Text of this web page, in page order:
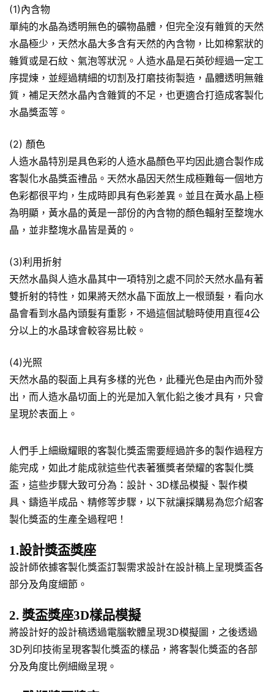
(1)內含物
單純的水晶為透明無色的礦物晶體，但完全沒有雜質的天然
水晶極少，天然水晶大多含有天然的內含物，比如棉絮狀的
雜質或是石紋、氣泡等狀況。人造水晶是石英砂經過一定工
序提煉，並經過精細的切割及打磨技術製造，晶體透明無雜
質，補足天然水晶內含雜質的不足，也更適合打造成客製化
水晶獎盃等。
(2) 顏色
人造水晶特別是具色彩的人造水晶顏色平均因此適合製作成
客製化水晶獎盃禮品。天然水晶因天然生成極難每一個地方
色彩都很平均，生成時即具有色彩差異。並且在黃水晶上極
為明顯，黃水晶的黃是一部份的內含物的顏色輻射至整塊水
晶，並非整塊水晶皆是黃的。
(3)利用折射
天然水晶與人造水晶其中一項特別之處不同於天然水晶有著
雙折射的特性，如果將天然水晶下面放上一根頭髮，看向水
晶會看到水晶內頭髮有重影，不過這個試驗時使用直徑4公
分以上的水晶球會較容易比較。
(4)光照
天然水晶的裂面上具有多樣的光色，此種光色是由內而外發
出，而人造水晶切面上的光是加入氧化鉛之後才具有，只會
呈現於表面上。
人們手上細緻耀眼的客製化獎盃需要經過許多的製作過程方
能完成，如此才能成就這些代表著獲獎者榮耀的客製化獎
盃，這些步驟大致可分為：設計、3D樣品模擬、製作模
具、鑄造半成品、精修等步驟，以下就讓採購易為您介紹客
製化獎盃的生產全過程吧！
1.設計獎盃獎座
設計師依據客製化獎盃訂製需求設計在設計稿上呈現獎盃各
部分及角度細節。
2. 獎盃獎座3D樣品模擬
將設計好的設計稿透過電腦軟體呈現3D模擬圖，之後透過
3D列印技術呈現客製化獎盃的樣品，將客製化獎盃的各部
分及角度比例細緻呈現。